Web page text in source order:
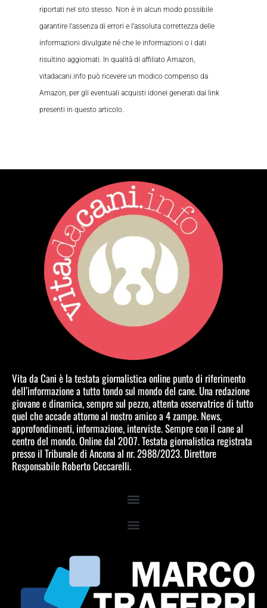
riportati nel sito stesso. Non è in alcun modo possibile
garantire l’assenza di errori e l’assoluta correttezza delle
informazioni divulgate né che le informazioni o i dati
risultino aggiornati. In qualità di affiliato Amazon,
vitadacani.info può ricevere un modico compenso da
Amazon, per gli eventuali acquisti idonei generati dai link
presenti in questo articolo.
Vita da Cani è la testata giornalistica online punto di riferimento
dell’informazione a tutto tondo sul mondo del cane. Una redazione
giovane e dinamica, sempre sul pezzo, attenta osservatrice di tutto
quel che accade attorno al nostro amico a 4 zampe. News,
approfondimenti, informazione, interviste. Sempre con il cane al
centro del mondo. Online dal 2007. Testata giornalistica registrata
presso il Tribunale di Ancona al nr. 2988/2023. Direttore
Responsabile Roberto Ceccarelli.